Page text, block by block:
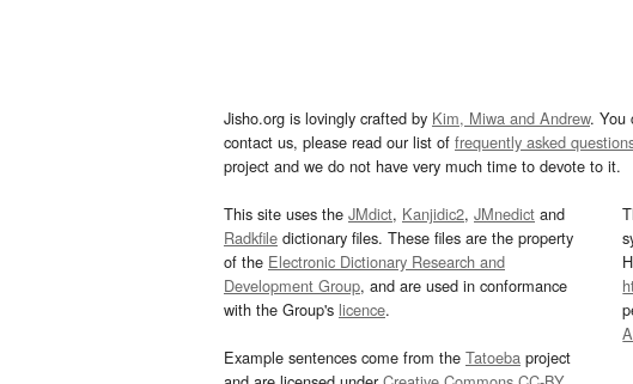
Jisho.org is lovingly crafted by Kim, Miwa and Andrew. You
contact us, please read our list of frequently asked
project and we do not have very much time to devote to it.
This site uses the JMdict, Kanjidic2, JMnedict and
Radkfile dictionary files. These files are the property
of the Electronic Dictionary Research and
Development Group, and are used in conformance
with the Group's licence.
Example sentences come from the Tatoeba project